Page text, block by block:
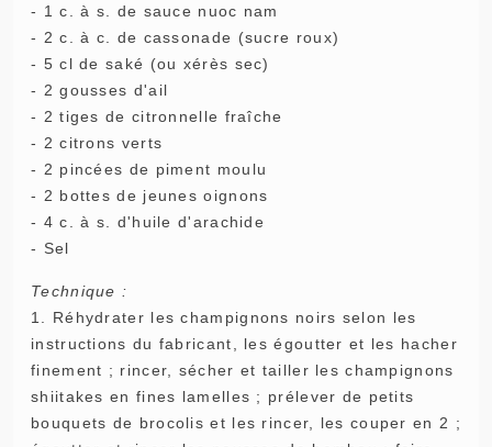
- 1 c. à s. de sauce nuoc nam
- 2 c. à c. de cassonade (sucre roux)
- 5 cl de saké (ou xérès sec)
- 2 gousses d'ail
- 2 tiges de citronnelle fraîche
- 2 citrons verts
- 2 pincées de piment moulu
- 2 bottes de jeunes oignons
- 4 c. à s. d'huile d'arachide
- Sel
Technique :
1. Réhydrater les champignons noirs selon les
instructions du fabricant, les égoutter et les hacher
finement ; rincer, sécher et tailler les champignons
shiitakes en fines lamelles ; prélever de petits
bouquets de brocolis et les rincer, les couper en 2 ;